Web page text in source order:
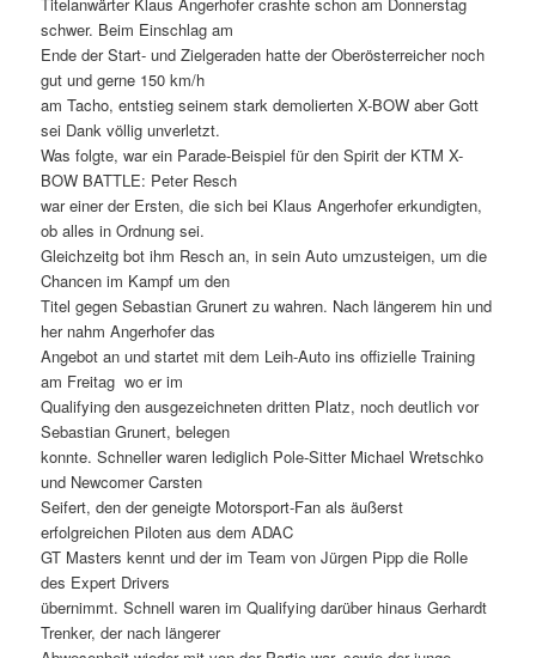
schwer. Beim Einschlag am
Ende der Start- und Zielgeraden hatte der Oberösterreicher noch
gut und gerne 150 km/h
am Tacho, entstieg seinem stark demolierten X-BOW aber Gott
sei Dank völlig unverletzt.
Was folgte, war ein Parade-Beispiel für den Spirit der KTM X-
BOW BATTLE: Peter Resch
war einer der Ersten, die sich bei Klaus Angerhofer erkundigten,
ob alles in Ordnung sei.
Gleichzeitg bot ihm Resch an, in sein Auto umzusteigen, um die
Chancen im Kampf um den
Titel gegen Sebastian Grunert zu wahren. Nach längerem hin und
her nahm Angerhofer das
Angebot an und startet mit dem Leih-Auto ins offizielle Training
am Freitag  wo er im
Qualifying den ausgezeichneten dritten Platz, noch deutlich vor
Sebastian Grunert, belegen
konnte. Schneller waren lediglich Pole-Sitter Michael Wretschko
und Newcomer Carsten
Seifert, den der geneigte Motorsport-Fan als äußerst
erfolgreichen Piloten aus dem ADAC
GT Masters kennt und der im Team von Jürgen Pipp die Rolle
des Expert Drivers
übernimmt. Schnell waren im Qualifying darüber hinaus Gerhardt
Trenker, der nach längerer